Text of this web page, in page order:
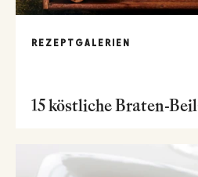
REZEPTGALERIEN
15 köstliche Braten-